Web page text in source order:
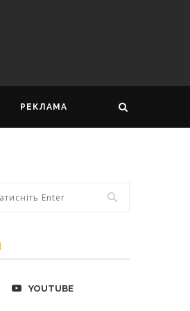
РЕКЛАМА
YOUTUBE